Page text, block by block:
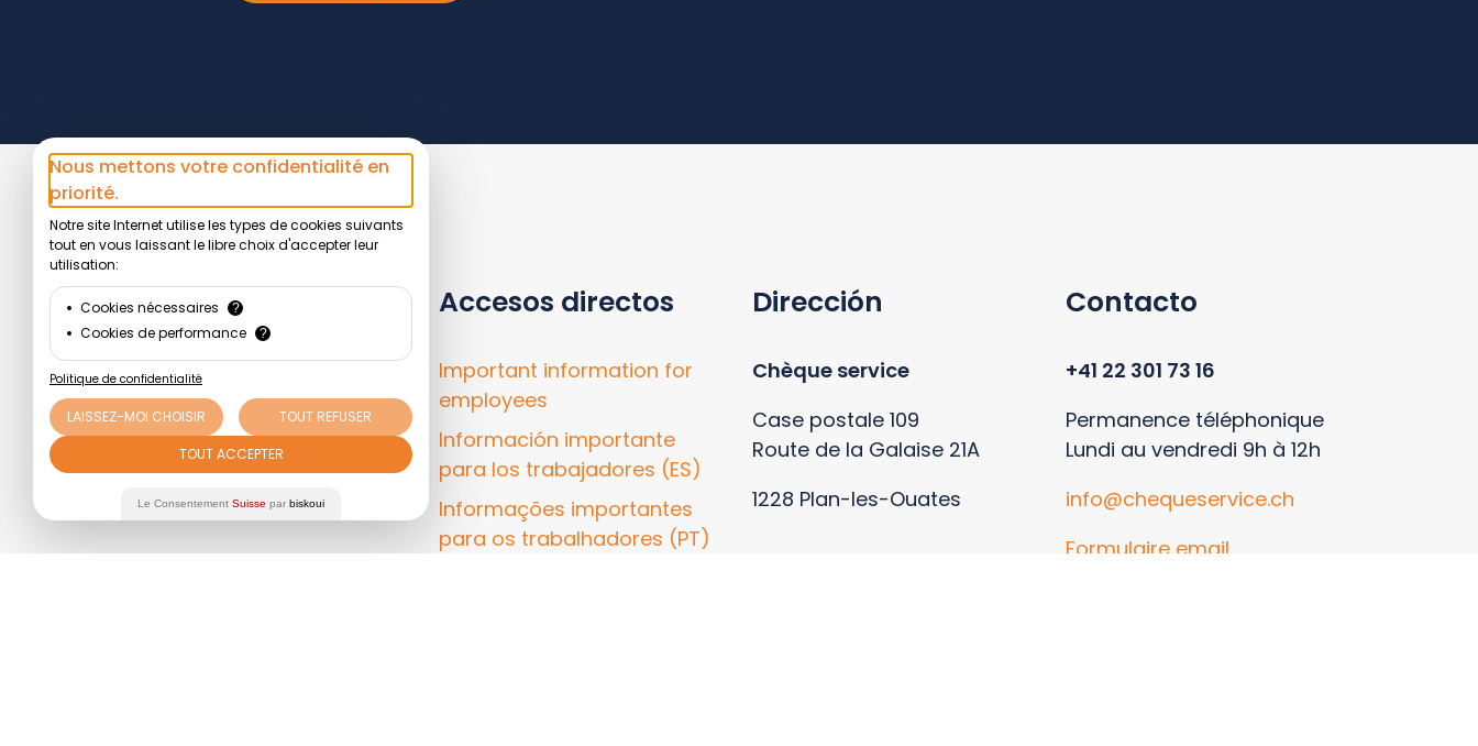
¿Quién es PRO?
Idiomas
Español
Accesos directos
Important information for
employees
Información importante
para los trabajadores (ES)
Informações importantes
para os trabalhadores (PT)
Dirección
Chèque service
Case postale 109
Route de la Galaise 21A
1228 Plan-les-Ouates
Contacto
+41 22 301 73 16
Permanence téléphonique
Lundi au vendredi 9h à 12h
info@chequeservice.ch
Formulaire email
Nous mettons votre confidentialité en
priorité.
Notre site Internet utilise les types de cookies suivants
tout en vous laissant le libre choix d'accepter leur
utilisation:
Cookies nécessaires ?
Cookies de performance ?
Politique de confidentialité
LAISSEZ-MOI CHOISIR
TOUT REFUSER
TOUT ACCEPTER
Le Consentement Suisse par biskoui